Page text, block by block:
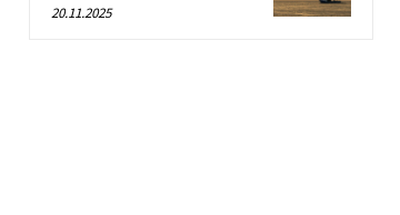
20.11.2025